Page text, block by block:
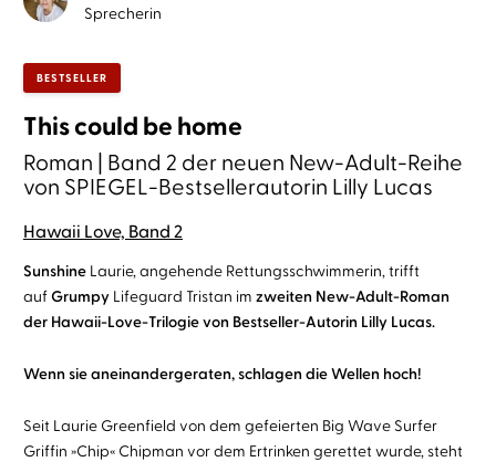
Sprecherin
BESTSELLER
This could be home
Roman | Band 2 der neuen New-Adult-Reihe
von SPIEGEL-Bestsellerautorin Lilly Lucas
Hawaii Love, Band 2
Sunshine Laurie, angehende Rettungsschwimmerin, trifft
aufGrumpyLifeguard Tristan im zweiten New-Adult-Roman
der Hawaii-Love-Trilogie von Bestseller-Autorin Lilly Lucas.
Wenn sie aneinandergeraten, schlagen die Wellen hoch!
Seit Laurie Greenfield von dem gefeierten Big Wave Surfer
Griffin »Chip« Chipman vor dem Ertrinken gerettet wurde, steht